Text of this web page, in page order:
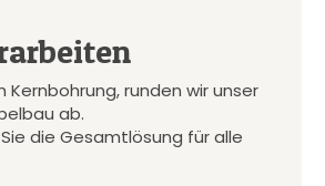
Kernbohrung, runden wir unser
ab.
die Gesamtlösung für alle